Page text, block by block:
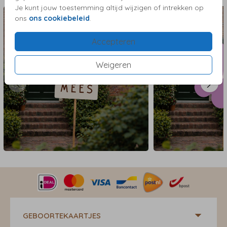
Je kunt jouw toestemming altijd wijzigen of intrekken op
ons ons cookiebeleid
Accepteren
Weigeren
GEBOORTEKAARTJES